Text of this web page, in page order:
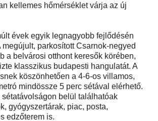
kellemes hőmérséklet várja az új
évek egyik legnagyobb fejlődésén
megújult, parkosított Csarnok-negyed
a belvárosi otthont keresők körében,
klasszikus budapesti hangulatát. A
köszönhetően a 4-6-os villamos,
mindössze 5 perc sétával elérhető.
sétatávolságon belül találhatóak
gyógyszertárak, piac, posta,
edzőterem is.